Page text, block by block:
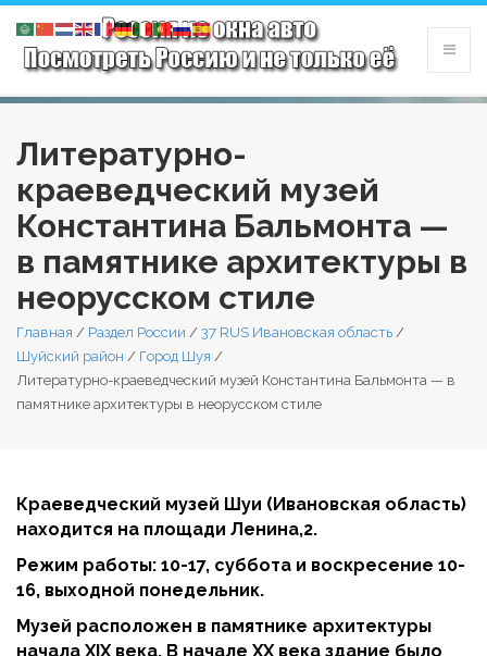
Литературно-
краеведческий музей
Константина Бальмонта —
в памятнике архитектуры в
неорусском стиле
Главная / Раздел России / 37 RUS Ивановская область /
Шуйский район / Город Шуя /
Литературно-краеведческий музей Константина Бальмонта — в
памятнике архитектуры в неорусском стиле
Краеведческий музей Шуи (Ивановская область)
находится на площади Ленина,2.
Режим работы: 10-17, суббота и воскресение 10-
16, выходной понедельник.
Музей расположен в памятнике архитектуры
начала XIX века. В начале XX века здание было